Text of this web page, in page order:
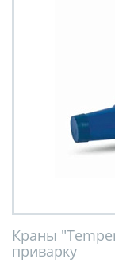
Краны
приварку